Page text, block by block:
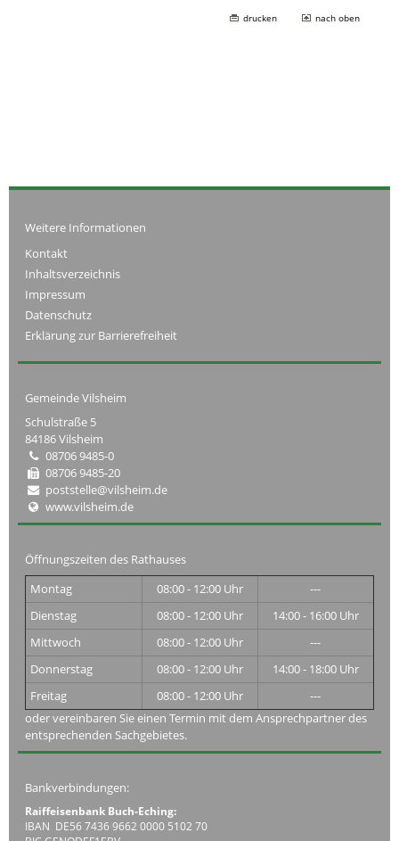
drucken nach oben
Weitere Informationen
Kontakt
Inhaltsverzeichnis
Impressum
Datenschutz
Erklärung zur Barrierefreiheit
Gemeinde Vilsheim
Schulstraße 5
84186 Vilsheim
08706 9485-0
08706 9485-20
poststelle@vilsheim.de
www.vilsheim.de
Öffnungszeiten des Rathauses
Montag
08:00 - 12:00 Uhr
---
Dienstag
08:00 - 12:00 Uhr
14:00 - 16:00 Uhr
Mittwoch
08:00 - 12:00 Uhr
---
Donnerstag
08:00 - 12:00 Uhr
14:00 - 18:00 Uhr
Freitag
08:00 - 12:00 Uhr
---
oder vereinbaren Sie einen Termin mit dem Ansprechpartner des
entsprechenden Sachgebietes.
Bankverbindungen:
Raiffeisenbank Buch-Eching:
IBAN DE56 7436 9662 0000 5102 70